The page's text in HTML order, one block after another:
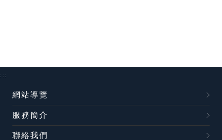
:::
網站導覽
服務簡介
聯絡我們